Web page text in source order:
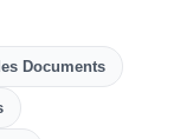
Documents